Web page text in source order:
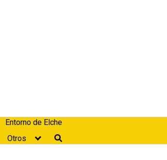
Entorno de Elche
Otros